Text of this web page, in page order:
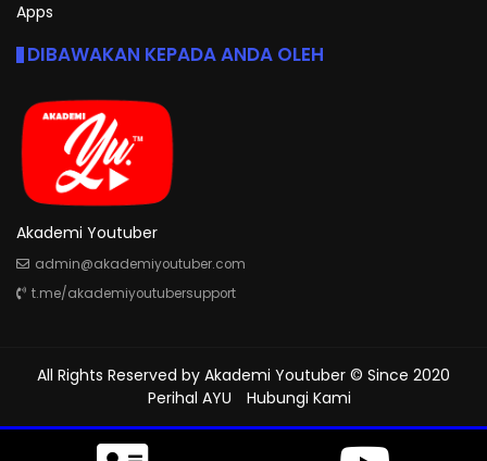
Apps
DIBAWAKAN KEPADA ANDA OLEH
Akademi Youtuber
admin@akademiyoutuber.com
t.me/akademiyoutubersupport
All Rights Reserved by Akademi Youtuber © Since 2020
Perihal AYU
Hubungi Kami